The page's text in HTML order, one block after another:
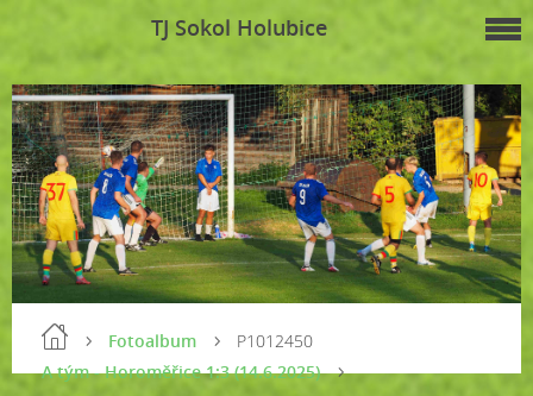
TJ Sokol Holubice
Fotoalbum
A tým - Horoměřice 1:3 (14.6.2025)
P1012450